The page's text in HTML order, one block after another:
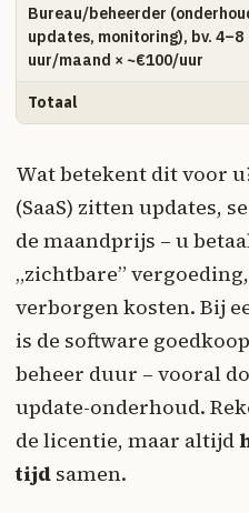
Bureau/beheerder
updates, monitoring), bv. 4–8
uur/maand × ~€100/uur
Totaal
Wat betekent dit voor
(SaaS) zitten updates,
de maandprijs – u
„zichtbare”
verborgen kosten. Bij
is de software
beheer duur – vooral
update-onderhoud.
de licentie, maar altijd
tijd samen.